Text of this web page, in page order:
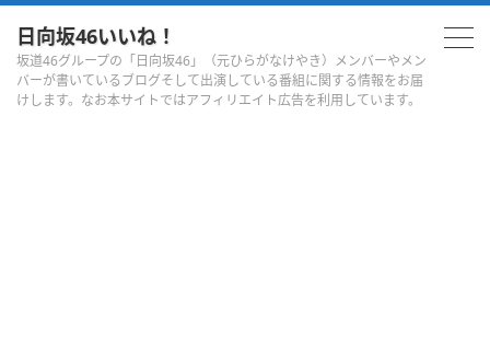
日向坂46いいね！
坂道46グループの「日向坂46」（元ひらがなけやき）メンバーやメン
バーが書いているブログそして出演している番組に関する情報をお届
けします。なお本サイトではアフィリエイト広告を利用しています。